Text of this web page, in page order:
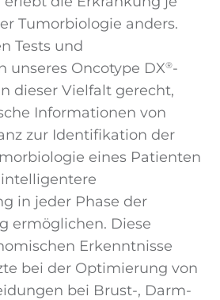
Tumorbiologie anders.
Tests und
unseres Oncotype DX®-
dieser Vielfalt gerecht,
Informationen von
zur Identifikation der
eines Patienten
in jeder Phase der
ermöglichen. Diese
Erkenntnisse
bei der Optimierung von
bei Brust-, Darm-